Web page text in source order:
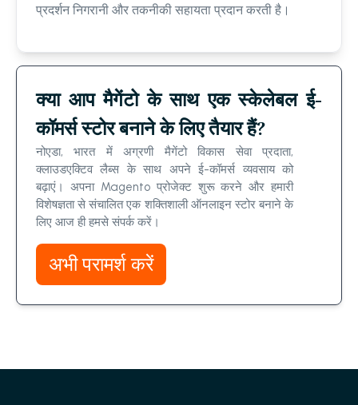
प्रदर्शन निगरानी और तकनीकी सहायता प्रदान करती है।
क्या आप मैगेंटो के साथ एक स्केलेबल ई-
कॉमर्स स्टोर बनाने के लिए तैयार हैं?
नोएडा, भारत में अग्रणी मैगेंटो विकास सेवा प्रदाता,
क्लाउडएक्टिव लैब्स के साथ अपने ई-कॉमर्स व्यवसाय को
बढ़ाएं। अपना Magento प्रोजेक्ट शुरू करने और हमारी
विशेषज्ञता से संचालित एक शक्तिशाली ऑनलाइन स्टोर बनाने के
लिए आज ही हमसे संपर्क करें।
अभी परामर्श करें